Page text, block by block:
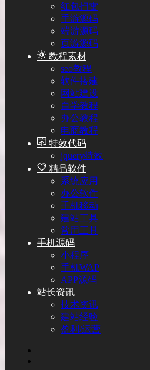
红包扫雷
手游源码
端游源码
页游源码
教程素材
seo教程
软件搭建
网站建设
自学教程
办公教程
电商教程
特效代码
jquery特效
精品软件
系统应用
办公软件
手机移动
建站工具
常用工具
手机源码
小程序
手机WAP
APP源码
站长资讯
技术资讯
建站经验
盈利/运营